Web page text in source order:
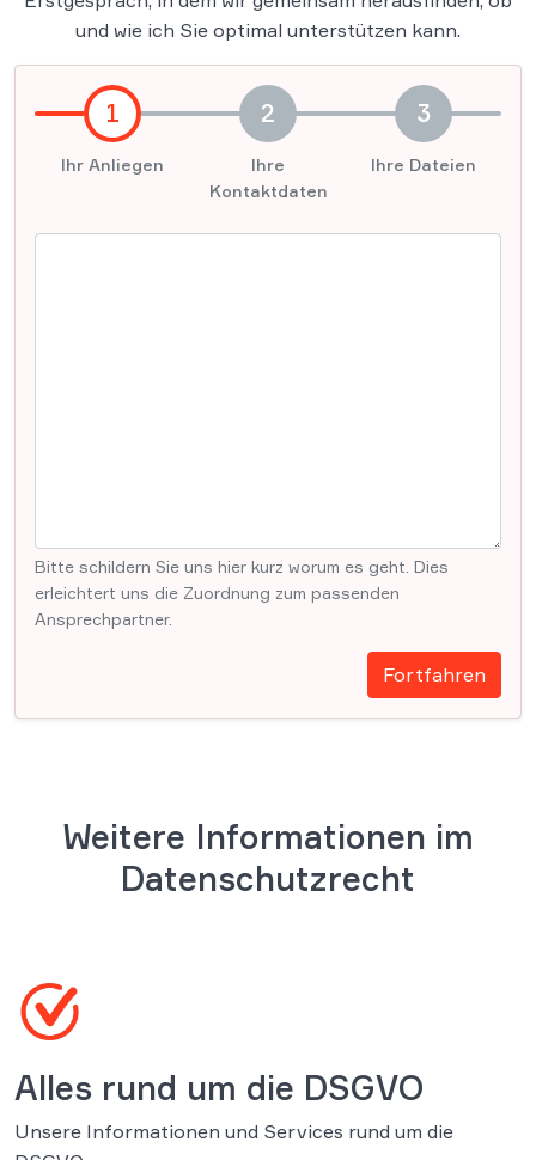
und wie ich Sie optimal unterstützen kann.
1
Ihr Anliegen
2
Ihre
Kontaktdaten
3
Ihre Dateien
Bitte schildern Sie uns hier kurz worum es geht. Dies
erleichtert uns die Zuordnung zum passenden
Ansprechpartner.
Fortfahren
Weitere Informationen im
Datenschutzrecht
Alles rund um die DSGVO
Unsere Informationen und Services rund um die